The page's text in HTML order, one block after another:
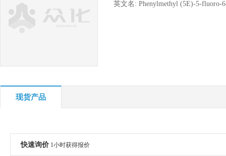
英文名: Phenylmethyl (5E)-5-fluoro-
现货产品
快速询价 1小时获得报价